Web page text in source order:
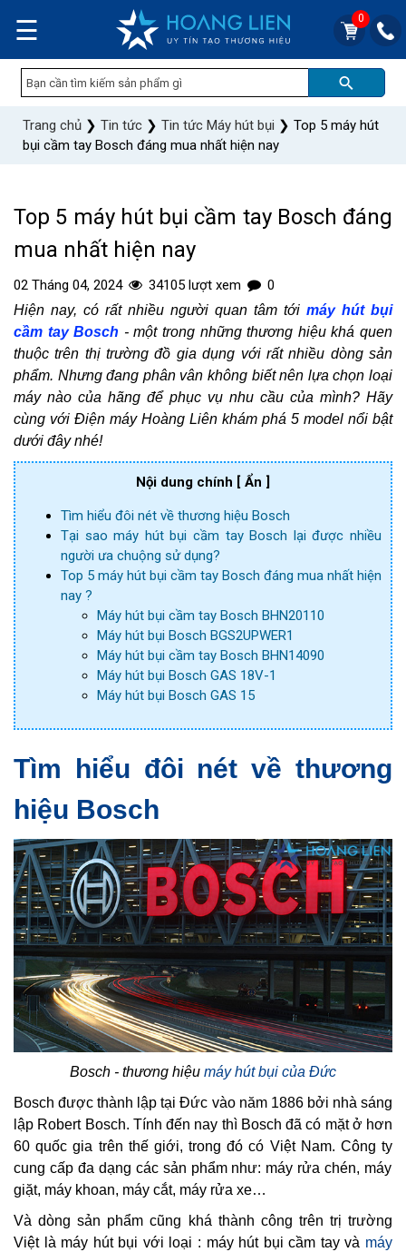
☰ 0
Trang chủ ❯ Tin tức ❯ Tin tức Máy hút bụi ❯ Top 5 máy hút
bụi cầm tay Bosch đáng mua nhất hiện nay
Top 5 máy hút bụi cầm tay Bosch đáng
mua nhất hiện nay
02 Tháng 04, 2024 34105 lượt xem 0
Hiện nay, có rất nhiều người quan tâm tới máy hút bụi
cầm tay Bosch - một trong những thương hiệu khá quen
thuộc trên thị trường đồ gia dụng với rất nhiều dòng sản
phẩm. Nhưng đang phân vân không biết nên lựa chọn loại
máy nào của hãng để phục vụ nhu cầu của mình? Hãy
cùng với Điện máy Hoàng Liên khám phá 5 model nổi bật
dưới đây nhé!
Nội dung chính [ Ẩn ]
Tìm hiểu đôi nét về thương hiệu Bosch
Tại sao máy hút bụi cầm tay Bosch lại được nhiều
người ưa chuộng sử dụng?
Top 5 máy hút bụi cầm tay Bosch đáng mua nhất hiện
nay ?
Máy hút bụi cầm tay Bosch BHN20110
Máy hút bụi Bosch BGS2UPWER1
Máy hút bụi cầm tay Bosch BHN14090
Máy hút bụi Bosch GAS 18V-1
Máy hút bụi Bosch GAS 15
Tìm hiểu đôi nét về thương
hiệu Bosch
Bosch - thương hiệu máy hút bụi của Đức
Bosch được thành lập tại Đức vào năm 1886 bởi nhà sáng
lập Robert Bosch. Tính đến nay thì Bosch đã có mặt ở hơn
60 quốc gia trên thế giới, trong đó có Việt Nam. Công ty
cung cấp đa dạng các sản phẩm như: máy rửa chén, máy
giặt, máy khoan, máy cắt, máy rửa xe…
Và dòng sản phẩm cũng khá thành công trên trị trường
Việt là máy hút bụi với loại : máy hút bụi cầm tay và máy